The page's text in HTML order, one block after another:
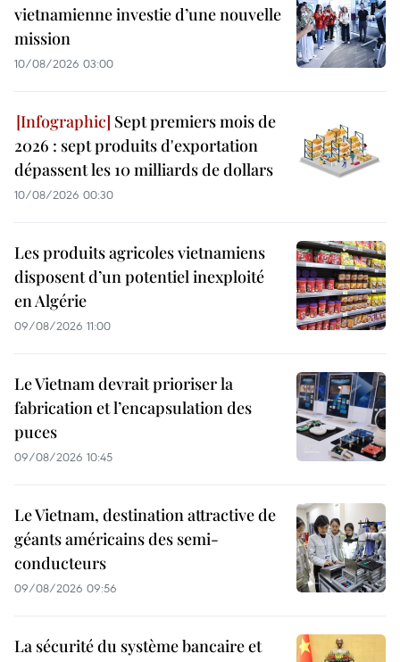
vietnamienne investie d’une nouvelle
mission
10/08/2026 03:00
Sept premiers mois de
2026 : sept produits d'exportation
dépassent les 10 milliards de dollars
10/08/2026 00:30
Les produits agricoles vietnamiens
disposent d’un potentiel inexploité
en Algérie
09/08/2026 11:00
Le Vietnam devrait prioriser la
fabrication et l’encapsulation des
puces
09/08/2026 10:45
Le Vietnam, destination attractive de
géants américains des semi-
conducteurs
09/08/2026 09:56
La sécurité du système bancaire et